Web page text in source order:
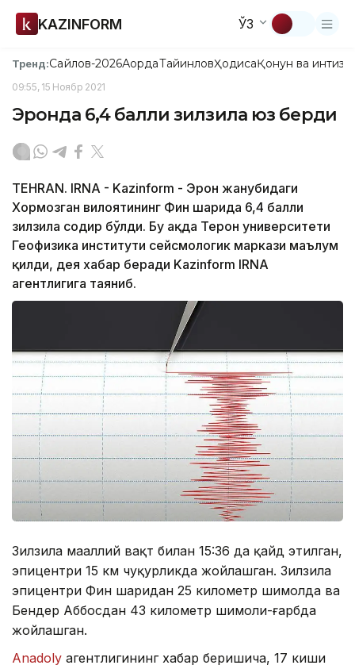
KAZINFORM ЎЗ
Тренд:Сайлов-2026АқордаТайинловҲодисаҚонун ва
09:55, 15 Ноябр 2021
Эронда 6,4 балли зилзила юз берди
ТEHRAN. IRNA - Kazinform - Эрон жанубидаги
Хормозган вилоятининг Фин шаҳрида 6,4 балли
зилзила содир бўлди. Бу ҳақда Теҳрон университети
Геофизика институти сейсмологик маркази маълум
қилди, дея хабар беради Kazinform IRNA
агентлигига таяниб.
Зилзила маҳаллий вақт билан 15:36 да қайд этилган,
эпицентри 15 км чуқурликда жойлашган. Зилзила
эпицентри Фин шаҳридан 25 километр шимолда ва
Бендер Aббосдан 43 километр шимоли-ғарбда
жойлашган.
Anadoly агентлигининг хабар беришича, 17 киши